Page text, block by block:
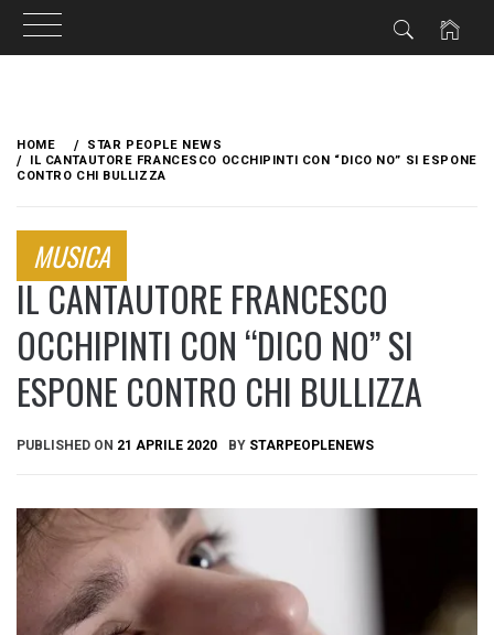
content
HOME
STAR PEOPLE NEWS
IL CANTAUTORE FRANCESCO OCCHIPINTI CON “DICO NO” SI ESPONE
CONTRO CHI BULLIZZA
MUSICA
IL CANTAUTORE FRANCESCO
OCCHIPINTI CON “DICO NO” SI
ESPONE CONTRO CHI BULLIZZA
PUBLISHED ON 21 APRILE 2020 BY STARPEOPLENEWS